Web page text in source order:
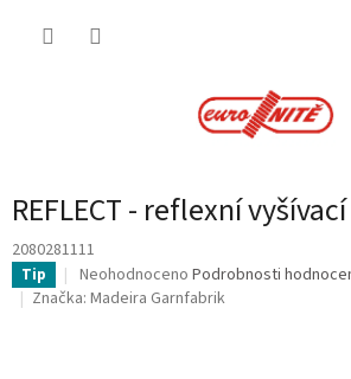
REFLECT - reflexní
2080281111
Tip
Průměrné
hodnocení
Neohodnoceno Podrobnosti
Značka: Madeira Garnfabrik